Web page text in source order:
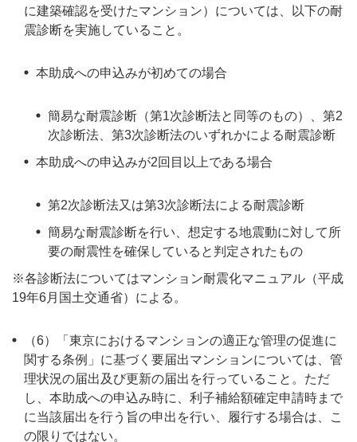
に建築確認を受けたマンション）については、以下の耐
震診断を実施していること。
本助成への申込みが初めての場合
簡易な耐震診断（第1次診断法と同等のもの）、第2
次診断法、第3次診断法のいずれかによる耐震診断
本助成への申込みが2回目以上である場合
第2次診断法又は第3次診断法による耐震診断
簡易な耐震診断を行い、想定する地震動に対して所
要の耐震性を確保していると判定されたもの
※各診断法についてはマンション耐震化マニュアル（平成
19年6月国土交通省）による。
（6）「東京におけるマンションの適正な管理の促進に
関する条例」に基づく要届出マンションについては、管
理状況の届出及び更新の届出を行っていること。ただ
し、本助成への申込み時に、利子補給額確定申請時まで
に当該届出を行う旨の申出を行い、履行する場合は、こ
の限りではない。